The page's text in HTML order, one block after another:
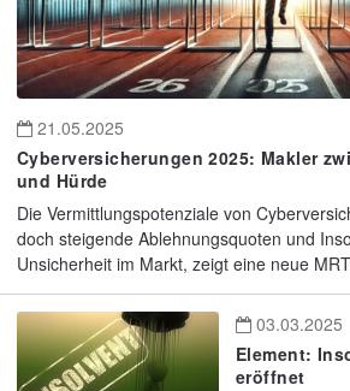
21.05.2025
Cyberversicherungen 2025: Makler
und Hürde
Die Vermittlungspotenziale von
doch steigende Ablehnungsquoten und
Unsicherheit im Markt, zeigt eine neue
03.03.2025
Element:
eröffnet